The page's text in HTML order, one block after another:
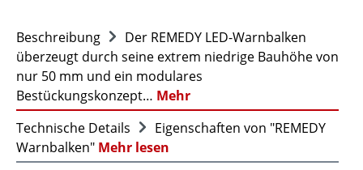
Beschreibung
Der REMEDY LED-Warnbalken
überzeugt durch seine extrem niedrige Bauhöhe von
nur 50 mm und ein modulares
Bestückungskonzept… Mehr
Technische Details
Eigenschaften von "REMEDY
Warnbalken" Mehr lesen